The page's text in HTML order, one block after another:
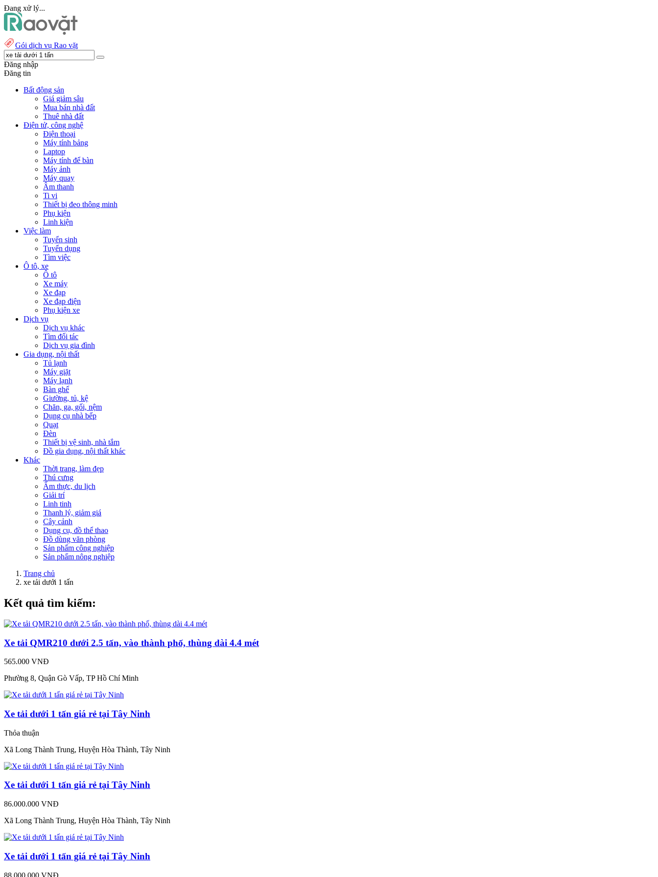
Đang xử lý...
Gói dịch vụ Rao vặt
Đăng nhập
Đăng tin
Bất động sản
Giá giảm sâu
Mua bán nhà đất
Thuê nhà đất
Điện tử, công nghệ
Điện thoại
Máy tính bảng
Laptop
Máy tính để bàn
Máy ảnh
Máy quay
Âm thanh
Ti vi
Thiết bị đeo thông minh
Phụ kiện
Linh kiện
Việc làm
Tuyển sinh
Tuyển dụng
Tìm việc
Ô tô, xe
Ô tô
Xe máy
Xe đạp
Xe đạp điện
Phụ kiện xe
Dịch vụ
Dịch vụ khác
Tìm đối tác
Dịch vụ gia đình
Gia dụng, nội thất
Tủ lạnh
Máy giặt
Máy lạnh
Bàn ghế
Giường, tủ, kệ
Chăn, ga, gối, nệm
Dụng cụ nhà bếp
Quạt
Đèn
Thiết bị vệ sinh, nhà tắm
Đồ gia dụng, nội thất khác
Khác
Thời trang, làm đẹp
Thú cưng
Ẩm thực, du lịch
Giải trí
Linh tinh
Thanh lý, giảm giá
Cây cảnh
Dụng cụ, đồ thể thao
Đồ dùng văn phòng
Sản phẩm công nghiệp
Sản phẩm nông nghiệp
Trang chủ
xe tải dưới 1 tấn
Kết quả tìm kiếm:
Xe tải QMR210 dưới 2.5 tấn, vào thành phố, thùng dài 4.4 mét
565.000 VNĐ
Phường 8, Quận Gò Vấp, TP Hồ Chí Minh
Xe tải dưới 1 tấn giá rẻ tại Tây Ninh
Thỏa thuận
Xã Long Thành Trung, Huyện Hòa Thành, Tây Ninh
Xe tải dưới 1 tấn giá rẻ tại Tây Ninh
86.000.000 VNĐ
Xã Long Thành Trung, Huyện Hòa Thành, Tây Ninh
Xe tải dưới 1 tấn giá rẻ tại Tây Ninh
88.000.000 VNĐ